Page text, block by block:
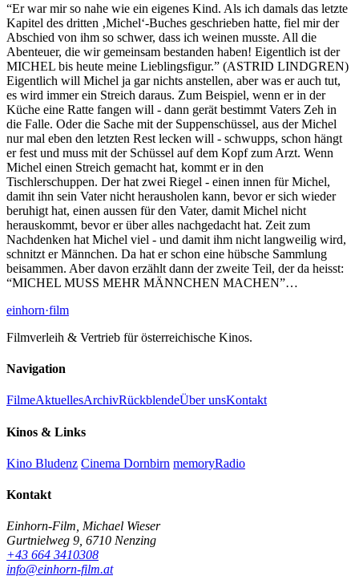
“Er war mir so nahe wie ein eigenes Kind. Als ich damals das letzte
Kapitel des dritten ‚Michel‘-Buches geschrieben hatte, fiel mir der
Abschied von ihm so schwer, dass ich weinen musste. All die
Abenteuer, die wir gemeinsam bestanden haben! Eigentlich ist der
MICHEL bis heute meine Lieblingsfigur.” (ASTRID LINDGREN)
Eigentlich will Michel ja gar nichts anstellen, aber was er auch tut,
es wird immer ein Streich daraus. Zum Beispiel, wenn er in der
Küche eine Ratte fangen will - dann gerät bestimmt Vaters Zeh in
die Falle. Oder die Sache mit der Suppenschüssel, aus der Michel
nur mal eben den letzten Rest lecken will - schwupps, schon hängt
er fest und muss mit der Schüssel auf dem Kopf zum Arzt. Wenn
Michel einen Streich gemacht hat, kommt er in den
Tischlerschuppen. Der hat zwei Riegel - einen innen für Michel,
damit ihn sein Vater nicht herausholen kann, bevor er sich wieder
beruhigt hat, einen aussen für den Vater, damit Michel nicht
herauskommt, bevor er über alles nachgedacht hat. Zeit zum
Nachdenken hat Michel viel - und damit ihm nicht langweilig wird,
schnitzt er Männchen. Da hat er schon eine hübsche Sammlung
beisammen. Aber davon erzählt dann der zweite Teil, der da heisst:
“MICHEL MUSS MEHR MÄNNCHEN MACHEN”…
einhorn·film
Filmverleih & Vertrieb für österreichische Kinos.
Navigation
FilmeAktuellesArchivRückblendeÜber unsKontakt
Kinos & Links
Kino Bludenz Cinema Dornbirn memoryRadio
Kontakt
Einhorn-Film, Michael Wieser
Gurtnielweg 9, 6710 Nenzing
+43 664 3410308
info@einhorn-film.at